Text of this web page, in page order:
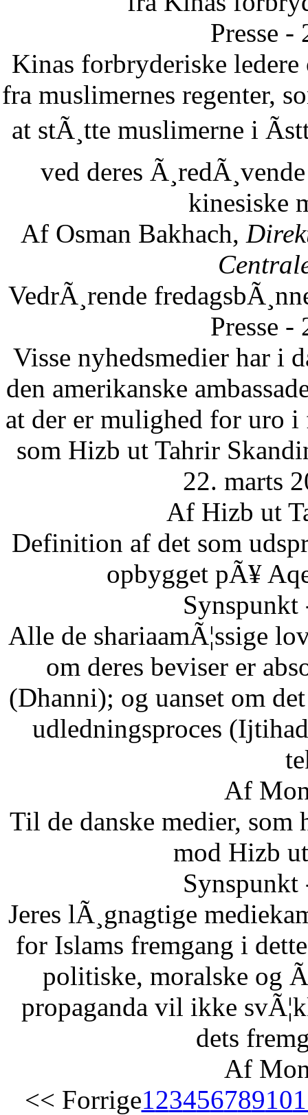
Presse -
Kinas forbryderiske ledere
fra muslimernes regenter,
at stÃ¸tte muslimerne i
ved deres
kinesiske
Af Osman Bakhach,
VedrÃ¸rende
Presse -
Visse nyhedsmedier har i
den amerikanske
at der er mulighed for uro i
som Hizb ut Tahrir
22. marts
Af Hizb ut
Definition af det som
opbygget pÃ¥
Synspunkt
Alle de shariaamÃ¦ssige
om deres beviser er
(Dhanni); og uanset om
udledningsproces
Af
Til de danske medier, som
mod Hizb
Synspunkt
Jeres lÃ¸gnagtige
for Islams fremgang i
politiske, moralske og
propaganda vil ikke
dets
Af
<< Forrige12345678910